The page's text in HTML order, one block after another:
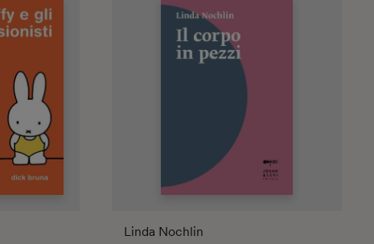
Linda Nochlin